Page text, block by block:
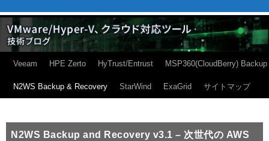
Veeam HPE Zerto HyTrust/Entrust MSP360(CloudBerry) Backup
N2WS Backup & Recovery StarWind ExaGrid サイトマップ
N2WS Backup and Recovery v3.1 – 次世代の AWS